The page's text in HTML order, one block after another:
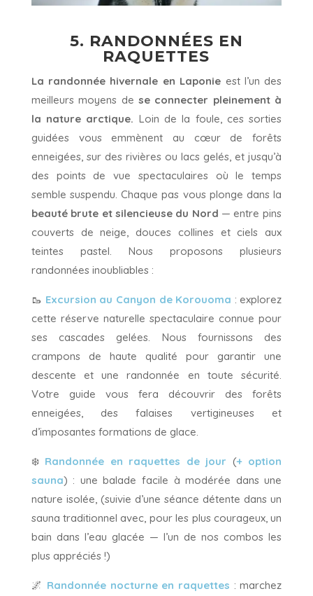
5. RANDONNÉES EN
RAQUETTES
La randonnée hivernale en Laponie est l’un des
meilleurs moyens de se connecter pleinement à
la nature arctique. Loin de la foule, ces sorties
guidées vous emmènent au cœur de forêts
enneigées, sur des rivières ou lacs gelés, et jusqu’à
des points de vue spectaculaires où le temps
semble suspendu. Chaque pas vous plonge dans la
beauté brute et silencieuse du Nord — entre pins
couverts de neige, douces collines et ciels aux
teintes pastel. Nous proposons plusieurs
randonnées inoubliables :
🥾 Excursion au Canyon de Korouoma : explorez
cette réserve naturelle spectaculaire connue pour
ses cascades gelées. Nous fournissons des
crampons de haute qualité pour garantir une
descente et une randonnée en toute sécurité.
Votre guide vous fera découvrir des forêts
enneigées, des falaises vertigineuses et
d’imposantes formations de glace.
❄️ Randonnée en raquettes de jour (+ option
sauna) : une balade facile à modérée dans une
nature isolée, (suivie d’une séance détente dans un
sauna traditionnel avec, pour les plus courageux, un
bain dans l’eau glacée — l’un de nos combos les
plus appréciés !)
🌌 Randonnée nocturne en raquettes : marchez